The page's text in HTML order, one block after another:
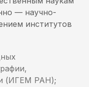
— научно-
институтов
(ИГЕМ РАН);